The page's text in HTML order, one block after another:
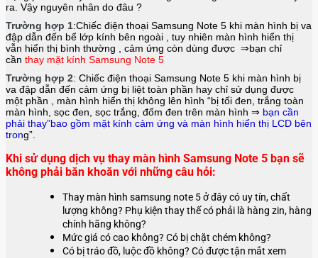
ra. Vậy nguyên nhân do đâu ?
Trường hợp 1:Chiếc điện thoại Samsung Note 5 khi màn hình bị va
đập dẫn đến bể lớp kính bên ngoài , tuy nhiên màn hình hiển thị
vẫn hiển thị bình thường , cảm ứng còn dùng được ⇒bạn chỉ
cần thay mặt kính Samsung Note 5
Trường hợp 2: Chiếc điện thoại Samsung Note 5 khi màn hình bị
va đập dẫn đến cảm ứng bị liệt toàn phần hay chỉ sử dụng được
một phần , màn hình hiển thị không lên hình “bị tối đen, trắng toàn
màn hình, sọc đen, sọc trắng, đốm đen trên màn hình ⇒ bạn cần
phải thay”bao gồm mặt kính cảm ứng và màn hình hiển thị LCD bên
trong”.
Khi sử dụng dịch vụ thay màn hình Samsung Note 5 bạn sẽ
không phải băn khoăn với những câu hỏi:
Thay màn hình samsung note 5 ở đây có uy tín, chất
lượng không? Phụ kiện thay thế có phải là hàng zin, hàng
chính hãng không?
Mức giá có cao không? Có bị chặt chém không?
Có bị tráo đồ, luộc đồ không? Có được tận mắt xem